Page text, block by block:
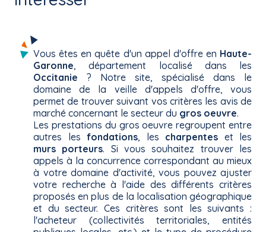
Vous êtes en quête d'un appel d'offre en Haute-
Garonne, département localisé dans les
Occitanie ? Notre site, spécialisé dans le
domaine de la veille d'appels d'offre, vous
permet de trouver suivant vos critères les avis de
marché concernant le secteur du gros oeuvre.
Les prestations du gros oeuvre regroupent entre
autres les fondations, les charpentes et les
murs porteurs. Si vous souhaitez trouver les
appels à la concurrence correspondant au mieux
à votre domaine d'activité, vous pouvez ajuster
votre recherche à l'aide des différents critères
proposés en plus de la localisation géographique
et du secteur. Ces critères sont les suivants :
l'acheteur (collectivités territoriales, entités